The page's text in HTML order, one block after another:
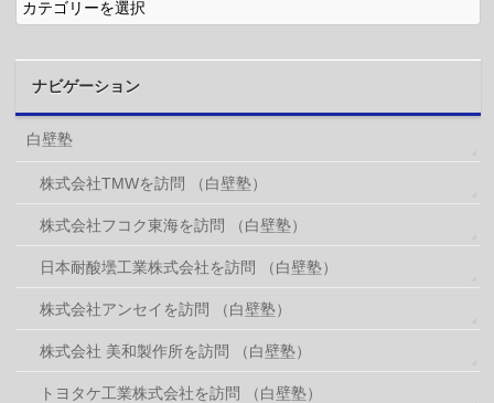
テ
ゴ
ナビゲーション
白壁塾
株式会社TMWを訪問 （白壁塾）
株式会社フコク東海を訪問 （白壁塾）
日本耐酸壜工業株式会社を訪問 （白壁塾）
株式会社アンセイを訪問 （白壁塾）
株式会社 美和製作所を訪問 （白壁塾）
トヨタケ工業株式会社を訪問 （白壁塾）